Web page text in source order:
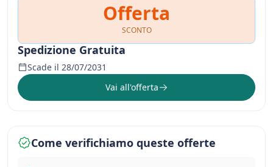
Offerta
SCONTO
Spedizione Gratuita
Scade il 28/07/2031
Vai all'offerta
Come verifichiamo queste offerte